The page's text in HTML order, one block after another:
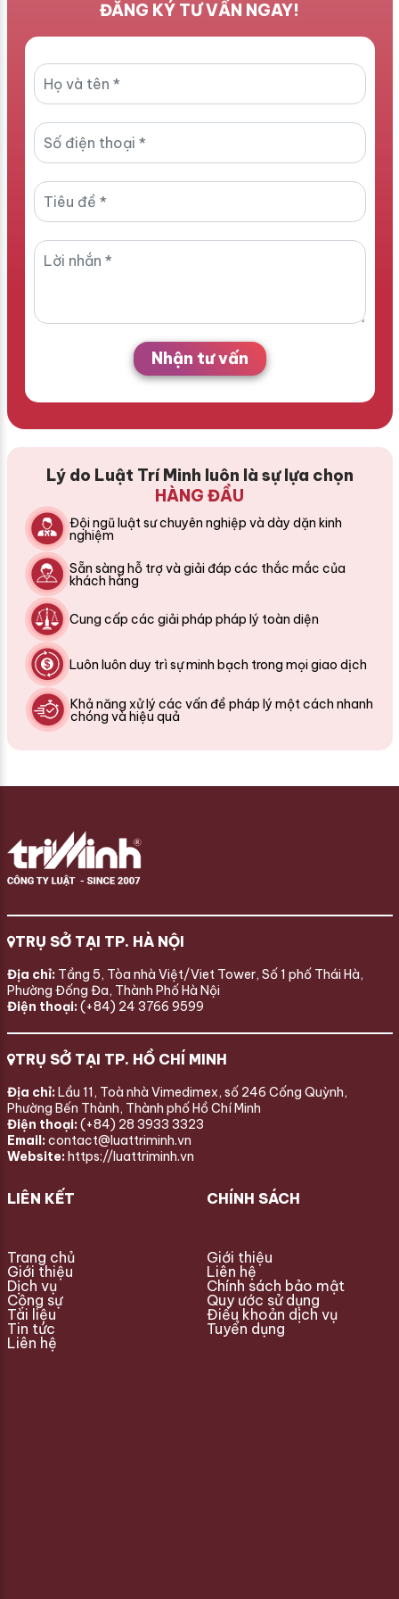
ĐĂNG KÝ TƯ VẤN NGAY!
Nhận tư vấn
Lý do Luật Trí Minh luôn là sự lựa chọn
HÀNG ĐẦU
Đội ngũ luật sư chuyên nghiệp và dày dặn kinh
nghiệm
Sẵn sàng hỗ trợ và giải đáp các thắc mắc của
khách hàng
Cung cấp các giải pháp pháp lý toàn diện
Luôn luôn duy trì sự minh bạch trong mọi giao dịch
Khả năng xử lý các vấn đề pháp lý một cách nhanh
chóng và hiệu quả
TRỤ SỞ TẠI TP. HÀ NỘI
Địa chỉ: Tầng 5, Tòa nhà Việt/Viet Tower, Số 1 phố Thái Hà,
Phường Đống Đa, Thành Phố Hà Nội
Điện thoại: (+84) 24 3766 9599
TRỤ SỞ TẠI TP. HỒ CHÍ MINH
Địa chỉ: Lầu 11, Toà nhà Vimedimex, số 246 Cống Quỳnh,
Phường Bến Thành, Thành phố Hồ Chí Minh
Điện thoại: (+84) 28 3933 3323
Email: contact@luattriminh.vn
Website: https://luattriminh.vn
LIÊN KẾT
Trang chủ
Giới thiệu
Dịch vụ
Cộng sự
Tài liệu
Tin tức
Liên hệ
CHÍNH SÁCH
Giới thiệu
Liên hệ
Chính sách bảo mật
Quy ước sử dụng
Điều khoản dịch vụ
Tuyển dụng